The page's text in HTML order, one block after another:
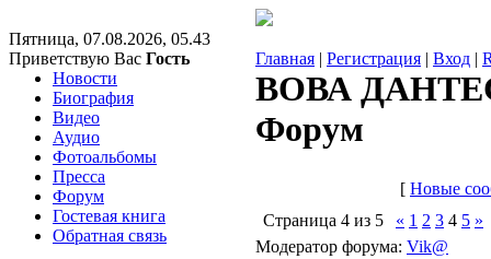
Пятница, 07.08.2026, 05.43
Приветствую Вас Гость Главная | Регистрация | Вход |
Новости
Биография
Видео
Аудио
Фотоальбомы
Пресса
Форум
Гостевая книга
Обратная связь
ВОВА
Форум
[ Новые
Страница 4 из 5 « 1 2 3 4 5 »
Модератор форума: Vik@